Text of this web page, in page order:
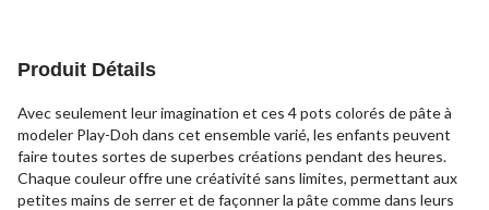
Produit Détails
Avec seulement leur imagination et ces 4 pots colorés de pâte à
modeler Play-Doh dans cet ensemble varié, les enfants peuvent
faire toutes sortes de superbes créations pendant des heures.
Chaque couleur offre une créativité sans limites, permettant aux
petites mains de serrer et de façonner la pâte comme dans leurs